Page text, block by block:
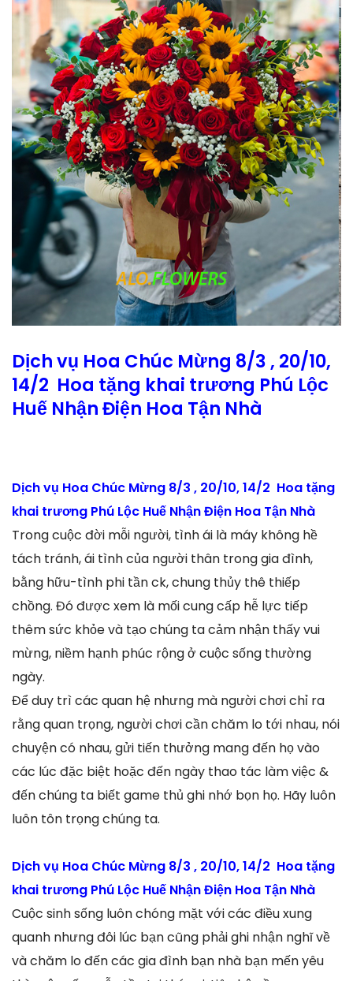
Dịch vụ Hoa Chúc Mừng 8/3 , 20/10,
14/2 Hoa tặng khai trương Phú Lộc
Huế Nhận Điện Hoa Tận Nhà
Dịch vụ Hoa Chúc Mừng 8/3 , 20/10, 14/2 Hoa tặng
khai trương Phú Lộc Huế Nhận Điện Hoa Tận Nhà
Trong cuộc đời mỗi người, tình ái là máy không hề
tách tránh, ái tình của người thân trong gia đình,
bằng hữu-tình phi tần ck, chung thủy thê thiếp
chồng. Đó được xem là mối cung cấp hễ lực tiếp
thêm sức khỏe và tạo chúng ta cảm nhận thấy vui
mừng, niềm hạnh phúc rộng ở cuộc sống thường
ngày.
Để duy trì các quan hệ nhưng mà người chơi chỉ ra
rằng quan trọng, người chơi cần chăm lo tới nhau, nói
chuyện có nhau, gửi tiến thưởng mang đến họ vào
các lúc đặc biệt hoặc đến ngày thao tác làm việc &
đến chúng ta biết game thủ ghi nhớ bọn họ. Hãy luôn
luôn tôn trọng chúng ta.
Dịch vụ Hoa Chúc Mừng 8/3 , 20/10, 14/2 Hoa tặng
khai trương Phú Lộc Huế Nhận Điện Hoa Tận Nhà
Cuộc sinh sống luôn chóng mặt với các điều xung
quanh nhưng đôi lúc bạn cũng phải ghi nhận nghĩ về
và chăm lo đến các gia đình bạn nhà bạn mến yêu